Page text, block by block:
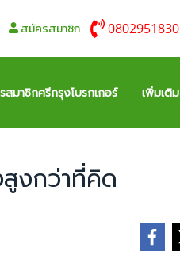
สมัครสมาชิก 0802951830
สมาชิกศรีกรุงโบรกเกอร์ เพิ่มเติม
งกว่าที่คิด